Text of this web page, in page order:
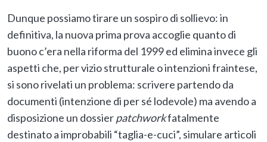
Dunque possiamo tirare un sospiro di sollievo: in
definitiva, la nuova prima prova accoglie quanto di
buono c’era nella riforma del 1999 ed elimina invece gli
aspetti che, per vizio strutturale o intenzioni fraintese,
si sono rivelati un problema: scrivere partendo da
documenti (intenzione di per sé lodevole) ma avendo a
disposizione un dossierpatchworkfatalmente
destinato a improbabili “taglia-e-cuci”, simulare articoli